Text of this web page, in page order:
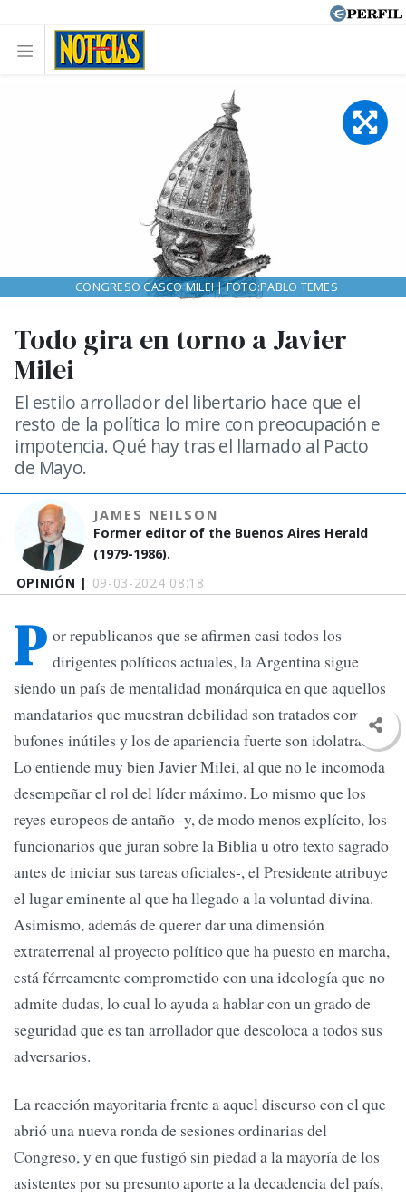
OPINIÓN | 09-03-2024 08:18
Todo gira en torno a Javier
Milei
El estilo arrollador del libertario hace que el
resto de la política lo mire con preocupación e
impotencia. Qué hay tras el llamado al Pacto
de Mayo.
JAMES NEILSON
Former editor of the Buenos Aires Herald
(1979-1986).
CONGRESO CASCO MILEI | FOTO:PABLO TEMES
P or republicanos que se afirmen casi todos los
dirigentes políticos actuales, la Argentina sigue
siendo un país de mentalidad monárquica en que aquellos
mandatarios que muestran debilidad son tratados como
bufones inútiles y los de apariencia fuerte son idolatrados.
Lo entiende muy bien Javier Milei, al que no le incomoda
desempeñar el rol del líder máximo. Lo mismo que los
reyes europeos de antaño -y, de modo menos explícito, los
funcionarios que juran sobre la Biblia u otro texto sagrado
antes de iniciar sus tareas oficiales-, el Presidente atribuye
el lugar eminente al que ha llegado a la voluntad divina.
Asimismo, además de querer dar una dimensión
extraterrenal al proyecto político que ha puesto en marcha,
está férreamente comprometido con una ideología que no
admite dudas, lo cual lo ayuda a hablar con un grado de
seguridad que es tan arrollador que descoloca a todos sus
adversarios.
La reacción mayoritaria frente a aquel discurso con el que
abrió una nueva ronda de sesiones ordinarias del
Congreso, y en que fustigó sin piedad a la mayoría de los
asistentes por su presunto aporte a la decadencia del país,